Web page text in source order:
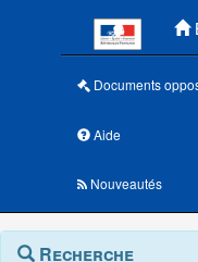
Documents
Aide
Nouveautés
Navigation
Menu
contextuel
Recherche